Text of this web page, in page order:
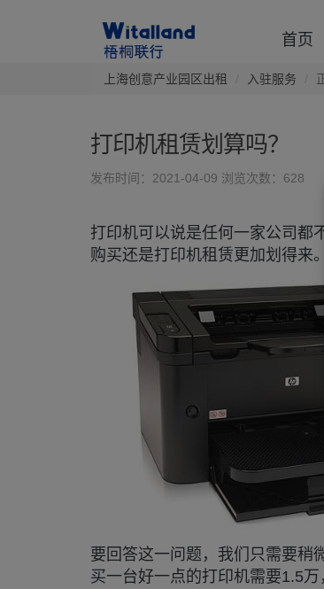
首页
上海创意产业园区出租 入驻服务
打印机租赁划算吗？
发布时间：2021-04-09 浏览次数：628
打印机可以说是任何一家公司都
购买还是打印机租赁更加划得来。
要回答这一问题，我们只需要稍
买一台好一点的打印机需要1.5